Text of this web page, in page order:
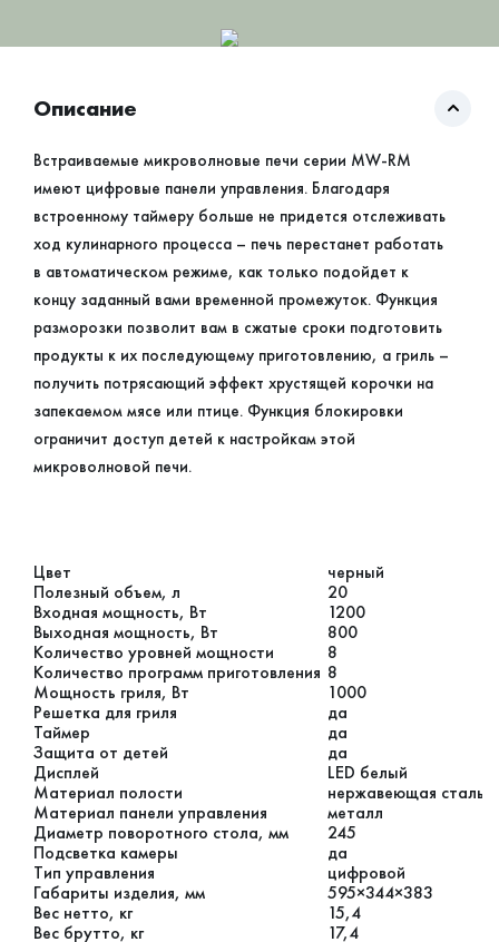
Описание
Встраиваемые микроволновые печи серии MW-RM
имеют цифровые панели управления. Благодаря
встроенному таймеру больше не придется отслеживать
ход кулинарного процесса – печь перестанет работать
в автоматическом режиме, как только подойдет к
концу заданный вами временной промежуток. Функция
разморозки позволит вам в сжатые сроки подготовить
продукты к их последующему приготовлению, а гриль –
получить потрясающий эффект хрустящей корочки на
запекаемом мясе или птице. Функция блокировки
ограничит доступ детей к настройкам этой
микроволновой печи.
Цвет
черный
Полезный объем, л
20
Входная мощность, Вт
1200
Выходная мощность, Вт
800
Количество уровней мощности
8
Количество программ приготовления 8
Мощность гриля, Вт
1000
Решетка для гриля
да
Таймер
да
Защита от детей
да
Дисплей
LED белый
Материал полости
нержавеющая сталь
Материал панели управления
металл
Диаметр поворотного стола, мм
245
Подсветка камеры
да
Тип управления
цифровой
Габариты изделия, мм
595×344×383
Вес нетто, кг
15,4
Вес брутто, кг
17,4